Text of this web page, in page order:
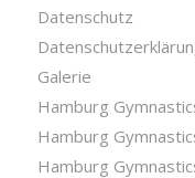
Datenschutz
Galerie
Hamburg
Hamburg
Hamburg